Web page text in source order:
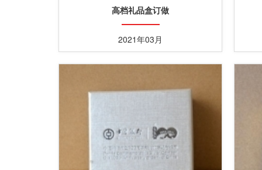
高档礼品盒订做
2021年03月